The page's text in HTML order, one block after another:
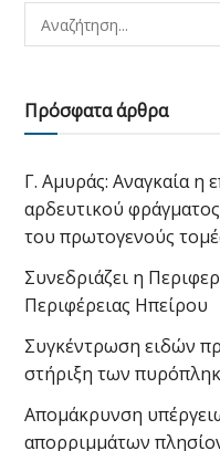
Πρόσφατα άρθρα
Γ. Αμυράς: Αναγκαία η
αρδευτικού
του πρωτογενούς
Συνεδριάζει η
Περιφέρειας Ηπείρου
Συγκέντρωση ειδών
στήριξη των
Απομάκρυνση
απορριμμάτων